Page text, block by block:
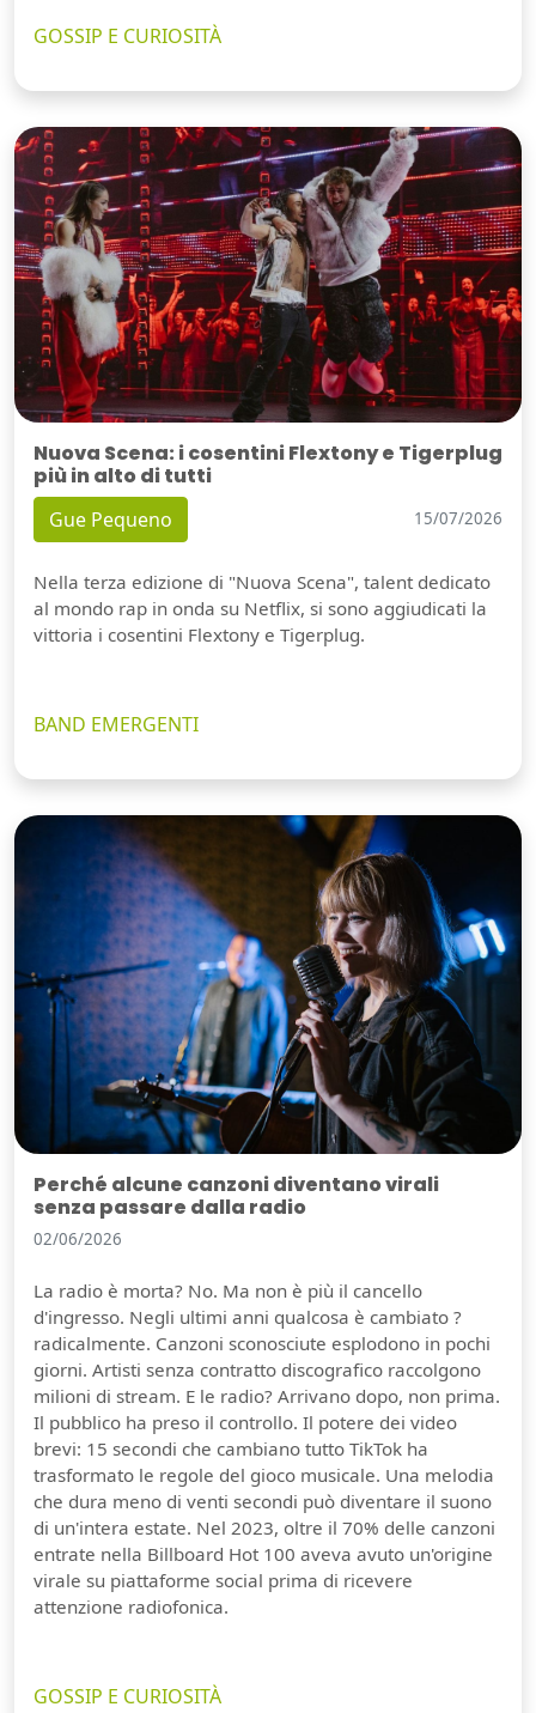
GOSSIP E CURIOSITÀ
Nuova Scena: i cosentini Flextony e Tigerplug
più in alto di tutti
Gue Pequeno 15/07/2026
Nella terza edizione di "Nuova Scena", talent dedicato
al mondo rap in onda su Netflix, si sono aggiudicati la
vittoria i cosentini Flextony e Tigerplug.
BAND EMERGENTI
Perché alcune canzoni diventano virali
senza passare dalla radio
02/06/2026
La radio è morta? No. Ma non è più il cancello
d'ingresso. Negli ultimi anni qualcosa è cambiato ?
radicalmente. Canzoni sconosciute esplodono in pochi
giorni. Artisti senza contratto discografico raccolgono
milioni di stream. E le radio? Arrivano dopo, non prima.
Il pubblico ha preso il controllo. Il potere dei video
brevi: 15 secondi che cambiano tutto TikTok ha
trasformato le regole del gioco musicale. Una melodia
che dura meno di venti secondi può diventare il suono
di un'intera estate. Nel 2023, oltre il 70% delle canzoni
entrate nella Billboard Hot 100 aveva avuto un'origine
virale su piattaforme social prima di ricevere
attenzione radiofonica.
GOSSIP E CURIOSITÀ